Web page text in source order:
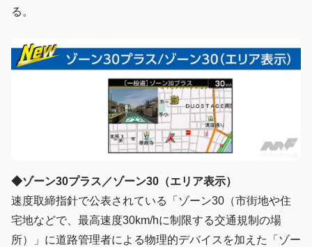
る。
◆ゾーン30プラス／ゾーン30（エリア表示）
速度取締指針で公表されている「ゾーン30（市街地や住
宅地などで、最高速度30km/hに制限する交通規制の場
所）」に道路管理者による物理的デバイスを加えた「ゾー